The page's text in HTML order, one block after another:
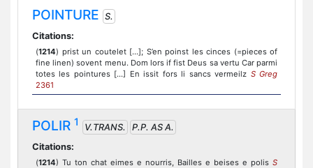
POINTURE S.
Citations:
(1214) prist un coutelet [...]; S’en poinst les cinces (=pieces of
fine linen) sovent menu. Dom lors if fist Deus sa vertu Car parmi
totes les pointures [...] En issit fors li sancs vermeilz S Greg
2361
POLIR 1 V.TRANS.
P.P. AS A.
Citations:
(1214) Tu ton chat eimes e nourris, Bailles e beises e polis S